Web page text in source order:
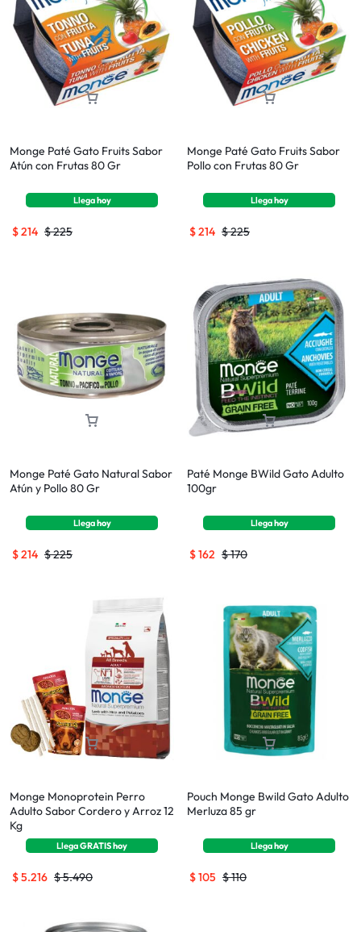
Monge Paté Gato Fruits Sabor
Atún con Frutas 80 Gr
Llegahoy
$225
$214
Monge Paté Gato Fruits Sabor
Pollo con Frutas 80 Gr
Llegahoy
$225
$214
Monge Paté Gato Natural Sabor
Atún y Pollo 80 Gr
Llegahoy
$225
$214
Paté Monge BWild Gato Adulto
100gr
Llegahoy
$170
$162
Monge Monoprotein Perro
Adulto Sabor Cordero y Arroz 12
Kg
LlegaGRATIShoy
$5.490
$5.216
Pouch Monge Bwild Gato Adulto
Merluza 85 gr
Llegahoy
$110
$105